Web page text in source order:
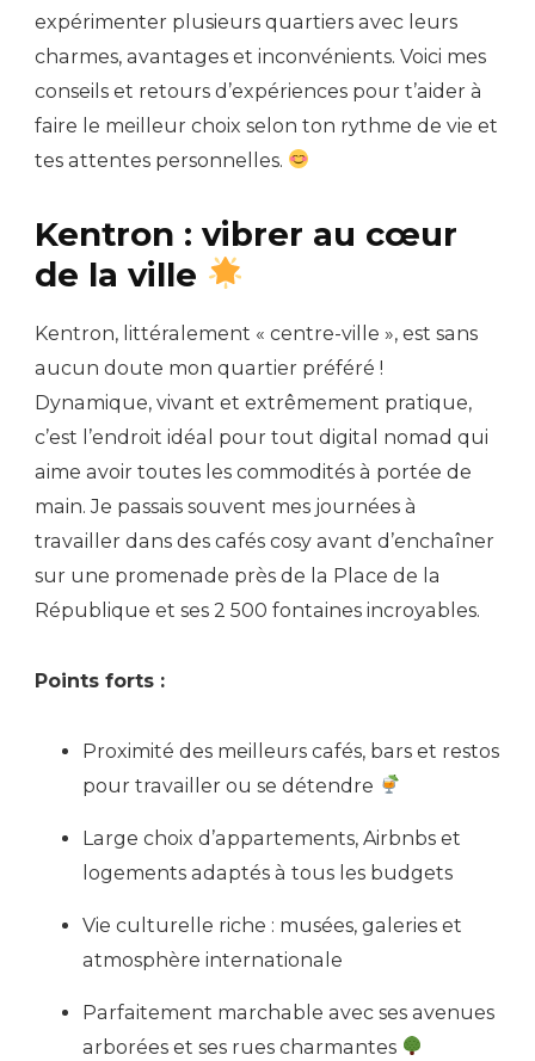
expérimenter plusieurs quartiers avec leurs
charmes, avantages et inconvénients. Voici mes
conseils et retours d’expériences pour t’aider à
faire le meilleur choix selon ton rythme de vie et
tes attentes personnelles.
Kentron : vibrer au cœur
de la ville
Kentron, littéralement « centre-ville », est sans
aucun doute mon quartier préféré !
Dynamique, vivant et extrêmement pratique,
c’est l’endroit idéal pour tout digital nomad qui
aime avoir toutes les commodités à portée de
main. Je passais souvent mes journées à
travailler dans des cafés cosy avant d’enchaîner
sur une promenade près de la Place de la
République et ses 2 500 fontaines incroyables.
Points forts :
Proximité des meilleurs cafés, bars et restos
pour travailler ou se détendre
Large choix d’appartements, Airbnbs et
logements adaptés à tous les budgets
Vie culturelle riche : musées, galeries et
atmosphère internationale
Parfaitement marchable avec ses avenues
arborées et ses rues charmantes